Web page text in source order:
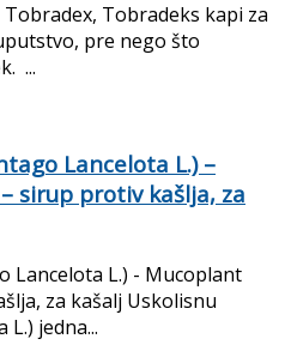
Tobradeks kapi za
pre nego što
...
Lancelota L.) –
sirup protiv kašlja, za
Lancelota L.) - Mucoplant
za kašalj Uskolisnu
jedna...